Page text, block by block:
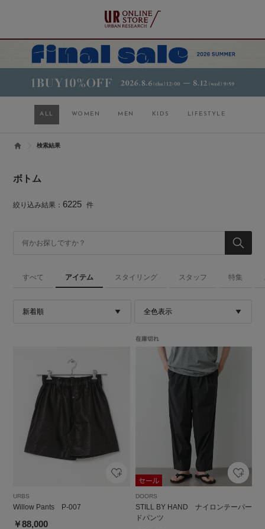
ALL WOMEN MEN KIDS LIFESTYLE
検索結果
ボトム
絞り込み結果： 6225 件
すべて アイテム スタイリング スタッフ 特集
URBS
Willow Pants P-007
￥88,000
DOORS
STILL BY HAND ナイロンテーパー
ドパンツ